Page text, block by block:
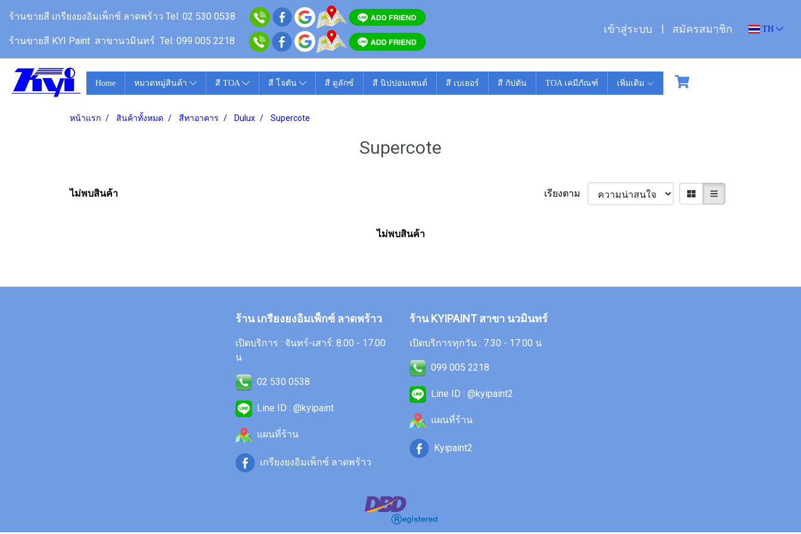
ร้านขายสี เกรียงยงอิมเพ็กซ์ ลาดพร้าว Tel: 02 530 0538
ร้านขายสี KYI Paint สาขานวมินทร์ Tel: 099 005 2218
เข้าสู่ระบบ สมัครสมาชิก TH
Home หมวดหมู่สินค้า สี TOA สี โจตัน สี ดูลักซ์ สี นิปปอนเพนต์ สี เบเยอร์ สี กัปตัน TOA เคมีภัณฑ์ เพิ่มเติม
หน้าแรก สินค้าทั้งหมด สีทาอาคาร Dulux Supercote
Supercote
ไม่พบสินค้า เรียงตาม
ไม่พบสินค้า
ร้าน เกรียงยงอิมเพ็กซ์ ลาดพร้าว
เปิดบริการ : จันทร์-เสาร์: 8.00 - 17.00
น
02 530 0538
Line ID : @kyipaint
แผนที่ร้าน
เกรียงยงอิมเพ็กซ์ ลาดพร้าว
ร้าน KYIPAINT สาขา นวมินทร์
เปิดบริการทุกวัน : 7.30 - 17.00 น
099 005 2218
Line ID : @kyipaint2
แผนที่ร้าน
Kyipaint2